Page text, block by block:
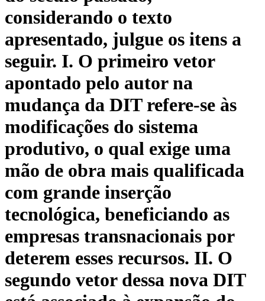
considerando o texto
apresentado, julgue os itens a
seguir. I. O primeiro vetor
apontado pelo autor na
mudança da DIT refere-se às
modificações do sistema
produtivo, o qual exige uma
mão de obra mais qualificada
com grande inserção
tecnológica, beneficiando as
empresas transnacionais por
deterem esses recursos. II. O
segundo vetor dessa nova DIT